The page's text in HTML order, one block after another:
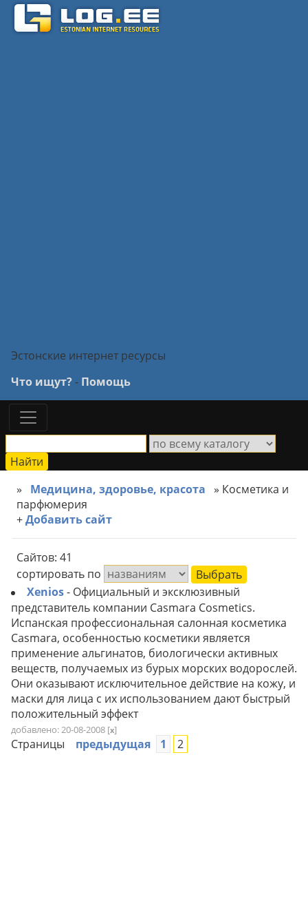
Эстонские интернет ресурсы
Что ищут?- Помощь
» Медицина, здоровье, красота » Косметика и
парфюмерия
+Добавить сайт
Сайтов: 41
сортировать по
Xenios- Официальный и эксклюзивный
представитель компании Casmara Cosmetics.
Испанская профессиональная салонная косметика
Сasmara, особенностью косметики является
применение альгинатов, биологически активных
веществ, получаемых из бурых морских водорослей.
Они оказывают исключительное действие на кожу, и
маски для лица с их использованием дают быстрый
положительный эффект
добавлено: 20-08-2008 [x]
Страницы предыдущая 1 2